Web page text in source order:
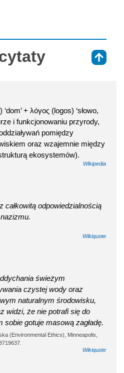
+ λόγος (logos) ‘słowo,
i funkcjonowaniu przyrody,
pomiędzy
oraz wzajemnie między
ekosystemów).
Wikipedia
całkowitą odpowiedzialnością
Wikiquote
świeżym
czystej wody oraz
naturalnym środowisku,
widzi, że nie potrafi się do
gotuje masową zagładę.
(Environmental Ethics), Minneapolis,
Wikiquote